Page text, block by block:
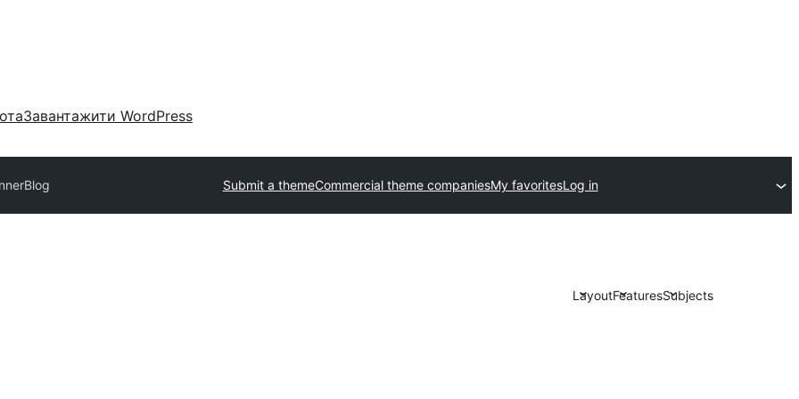
Завантажити WordPress
Submit a themeCommercial theme companiesMy favoritesLog in
LayoutFeaturesSubjects